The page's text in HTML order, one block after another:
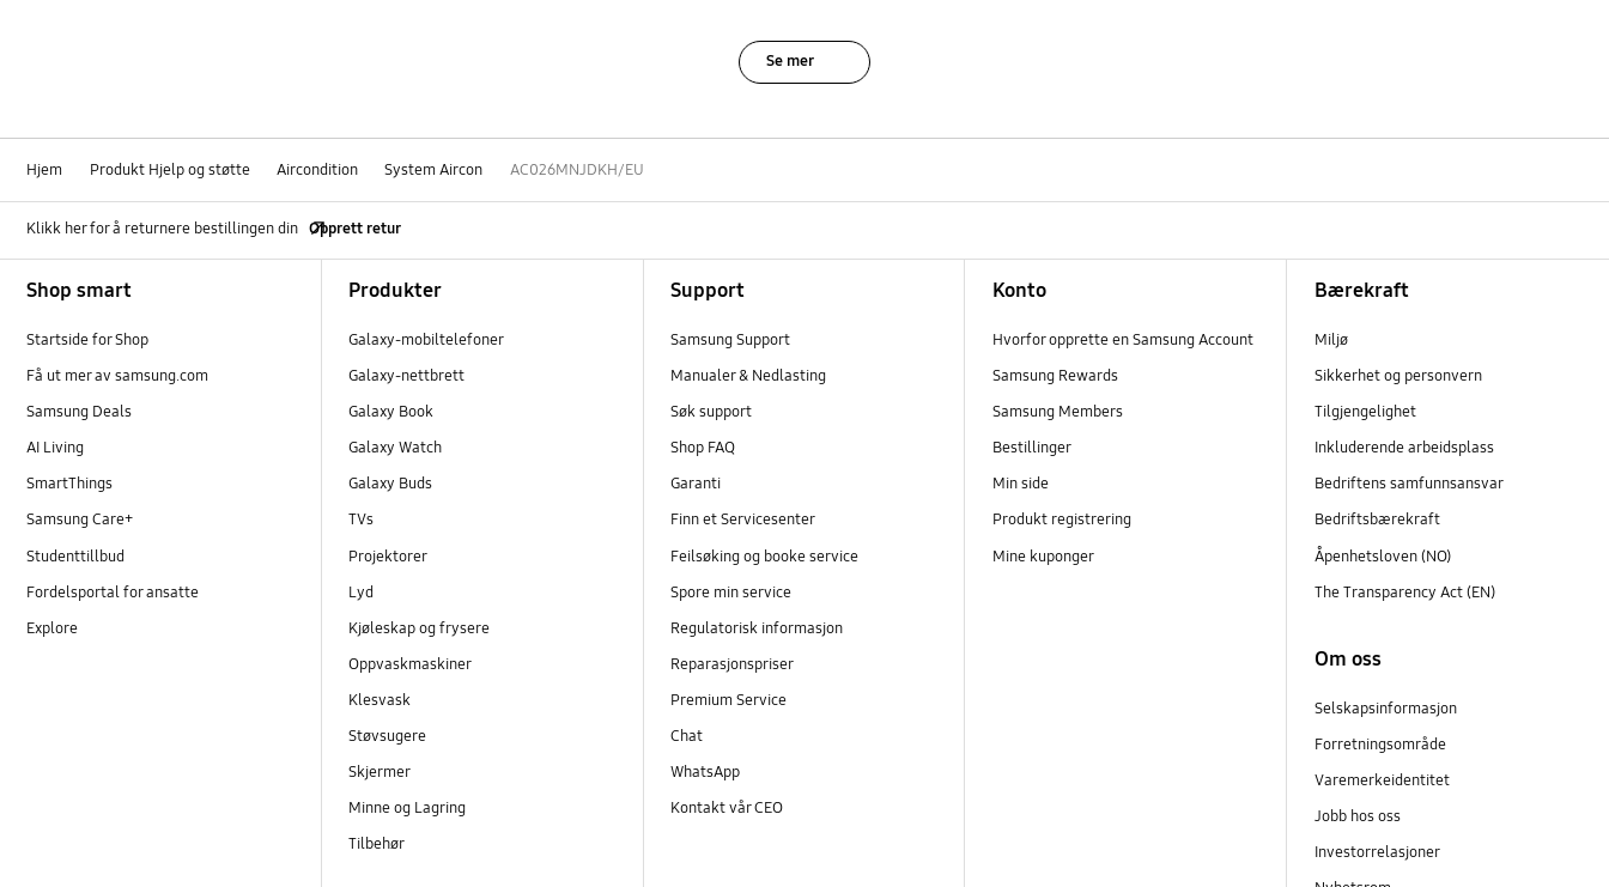
Se mer
Hjem Produkt Hjelp og støtte Aircondition System Aircon AC026MNJDKH/EU
Klikk her for å returnere bestillingen din Opprett retur
Shop smart
Startside for Shop
Få ut mer av samsung.com
Samsung Deals
AI Living
SmartThings
Samsung Care+
Studenttillbud
Fordelsportal for ansatte
Explore
Produkter
Galaxy-mobiltelefoner
Galaxy-nettbrett
Galaxy Book
Galaxy Watch
Galaxy Buds
TVs
Projektorer
Lyd
Kjøleskap og frysere
Oppvaskmaskiner
Klesvask
Støvsugere
Skjermer
Minne og Lagring
Tilbehør
Support
Samsung Support
Manualer & Nedlasting
Søk support
Shop FAQ
Garanti
Finn et Servicesenter
Feilsøking og booke service
Spore min service
Regulatorisk informasjon
Reparasjonspriser
Premium Service
Chat
WhatsApp
Kontakt vår CEO
Konto
Hvorfor opprette en Samsung Account
Samsung Rewards
Samsung Members
Bestillinger
Min side
Produkt registrering
Mine kuponger
Bærekraft
Miljø
Sikkerhet og personvern
Tilgjengelighet
Inkluderende arbeidsplass
Bedriftens samfunnsansvar
Bedriftsbærekraft
Åpenhetsloven (NO)
The Transparency Act (EN)
Om oss
Selskapsinformasjon
Forretningsområde
Varemerkeidentitet
Jobb hos oss
Investorrelasjoner